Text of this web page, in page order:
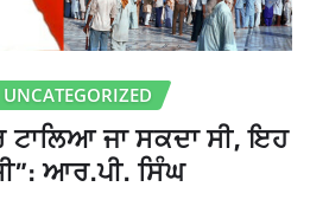
UNCATEGORIZED
ਜਾ ਸਕਦਾ ਸੀ, ਇਹ
ਆਰ.ਪੀ. ਸਿੰਘ